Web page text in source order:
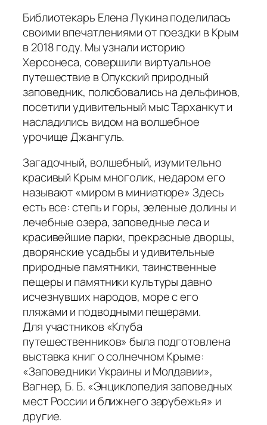
Библиотекарь Елена Лукина поделилась
своими впечатлениями от поездки в Крым
в 2018 году. Мы узнали историю
Херсонеса, совершили виртуальное
путешествие в Опукский природный
заповедник, полюбовались на дельфинов,
посетили удивительный мыс Тарханкут и
насладились видом на волшебное
урочище Джангуль.
Загадочный, волшебный, изумительно
красивый Крым многолик, недаром его
называют «миром в миниатюре» Здесь
есть все: степь и горы, зеленые долины и
лечебные озера, заповедные леса и
красивейшие парки, прекрасные дворцы,
дворянские усадьбы и удивительные
природные памятники, таинственные
пещеры и памятники культуры давно
исчезнувших народов, море с его
пляжами и подводными пещерами.
Для участников «Клуба
путешественников» была подготовлена
выставка книг о солнечном Крыме:
«Заповедники Украины и Молдавии»,
Вагнер, Б. Б. «Энциклопедия заповедных
мест России и ближнего зарубежья» и
другие.